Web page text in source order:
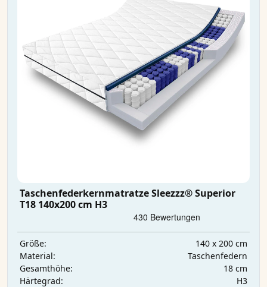
Taschenfederkernmatratze Sleezzz® Superior
T18 140x200 cm H3
Größe:
140 x 200 cm
Material:
Taschenfedern
Gesamthöhe:
18 cm
Härtegrad:
H3